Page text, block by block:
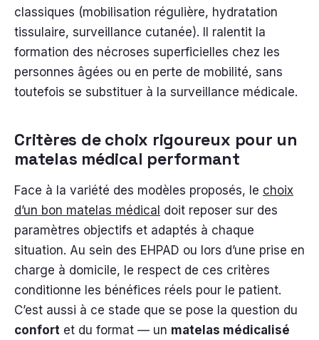
classiques (mobilisation régulière, hydratation
tissulaire, surveillance cutanée). Il ralentit la
formation des nécroses superficielles chez les
personnes âgées ou en perte de mobilité, sans
toutefois se substituer à la surveillance médicale.
Critères de choix rigoureux pour un
matelas médical performant
Face à la variété des modèles proposés, le choix
d’un bon matelas médical doit reposer sur des
paramètres objectifs et adaptés à chaque
situation. Au sein des EHPAD ou lors d’une prise en
charge à domicile, le respect de ces critères
conditionne les bénéfices réels pour le patient.
C’est aussi à ce stade que se pose la question du
confort et du format — un matelas médicalisé